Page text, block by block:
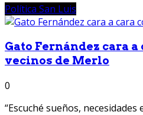
Política San Luis
Gato Fernández cara a
vecinos de Merlo
0
“Escuché sueños, necesidades